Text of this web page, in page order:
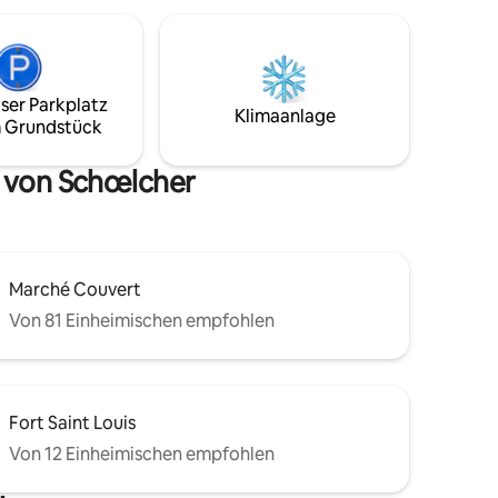
Parkplatz
Grundstück
Klimaanlage
Schœlcher
Marché Couvert
Von 81 Einheimischen empfohlen
Fort Saint Louis
Von 12 Einheimischen empfohlen